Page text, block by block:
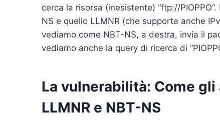
cerca la risorsa (inesistente) “ftp://
NS e quello LLMNR (che supporta anche
vediamo come NBT-NS, a destra, invia il
vediamo anche la query di ricerca di
La vulnerabilità: Come
LLMNR e NBT-NS